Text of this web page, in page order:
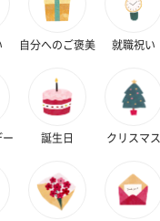
ダンボール装飾（チュ
ーリップ）（720円）
届けします。
自分へのご褒美 就職祝い
誕生日 クリスマス